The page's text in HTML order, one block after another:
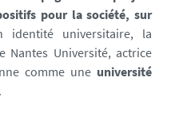
pour la société, sur
universitaire, la
Nantes Université, actrice
comme une université
.